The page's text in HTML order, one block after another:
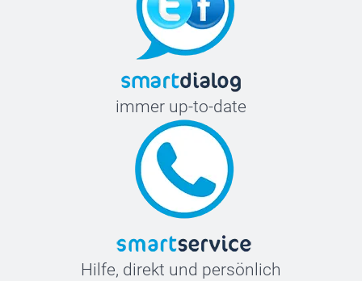
immer up-to-date
Hilfe, direkt und persönlich